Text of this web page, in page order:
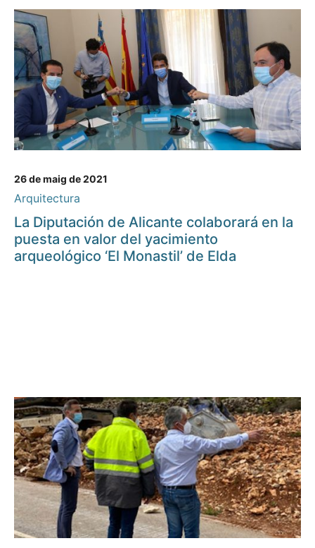
26 de maig de 2021
Arquitectura
La Diputación de Alicante colaborará en la
puesta en valor del yacimiento
arqueológico ‘El Monastil’ de Elda